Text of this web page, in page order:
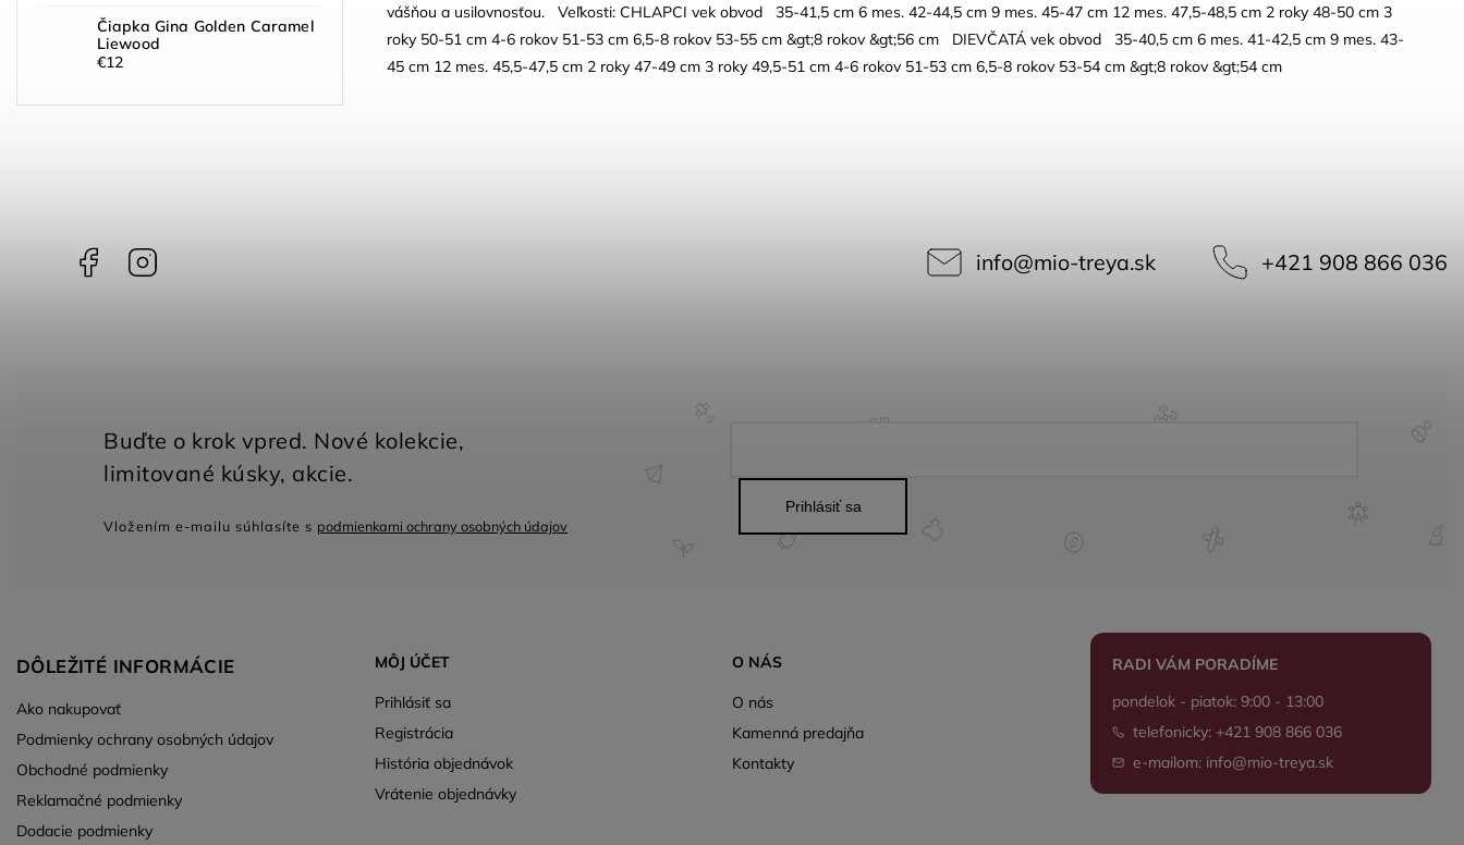
Čiapka Gina Golden Caramel
Liewood
€12
vášňou a usilovnosťou. Veľkosti: CHLAPCI vek obvod 35-41,5 cm 6 mes. 42-44,5 cm 9 mes. 45-47 cm 12 mes. 47,5-48,5 cm 2 roky 48-50 cm 3
roky 50-51 cm 4-6 rokov 51-53 cm 6,5-8 rokov 53-55 cm &gt;8 rokov &gt;56 cm DIEVČATÁ vek obvod 35-40,5 cm 6 mes. 41-42,5 cm 9 mes. 43-
45 cm 12 mes. 45,5-47,5 cm 2 roky 47-49 cm 3 roky 49,5-51 cm 4-6 rokov 51-53 cm 6,5-8 rokov 53-54 cm &gt;8 rokov &gt;54 cm
Facebook info@mio-treya.sk +421 908 866 036
DÔLEŽITÉ INFORMÁCIE
Ako nakupovať
Podmienky ochrany osobných údajov
Obchodné podmienky
Reklamačné podmienky
Dodacie podmienky
MÔJ ÚČET
Prihlásiť sa
Registrácia
História objednávok
Vrátenie objednávky
Vložením e-mailu súhlasíte s podmienkami ochrany osobných údajov
Prihlásiť sa
O NÁS
O nás
Kamenná predajňa
Kontakty
RADI VÁM PORADÍME
pondelok - piatok: 9:00 - 13:00
telefonicky: +421 908 866 036
e-mailom: info@mio-treya.sk